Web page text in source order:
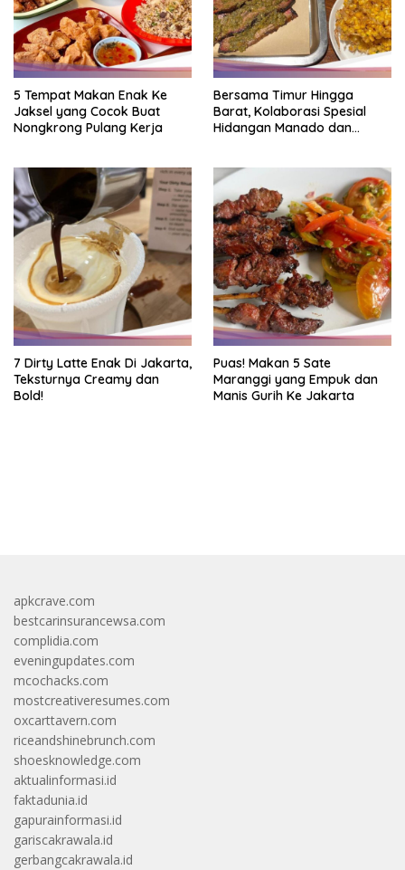
5 Tempat Makan Enak Ke
Jaksel yang Cocok Buat
Nongkrong Pulang Kerja
Bersama Timur Hingga
Barat, Kolaborasi Spesial
Hidangan Manado dan
7 Dirty Latte Enak Di Jakarta,
Teksturnya Creamy dan
Bold!
Puas! Makan 5 Sate
Maranggi yang Empuk dan
Manis Gurih Ke Jakarta
apkcrave.com
bestcarinsurancewsa.com
complidia.com
eveningupdates.com
mcochacks.com
mostcreativeresumes.com
oxcarttavern.com
riceandshinebrunch.com
shoesknowledge.com
aktualinformasi.id
faktadunia.id
gapurainformasi.id
gariscakrawala.id
gerbangcakrawala.id